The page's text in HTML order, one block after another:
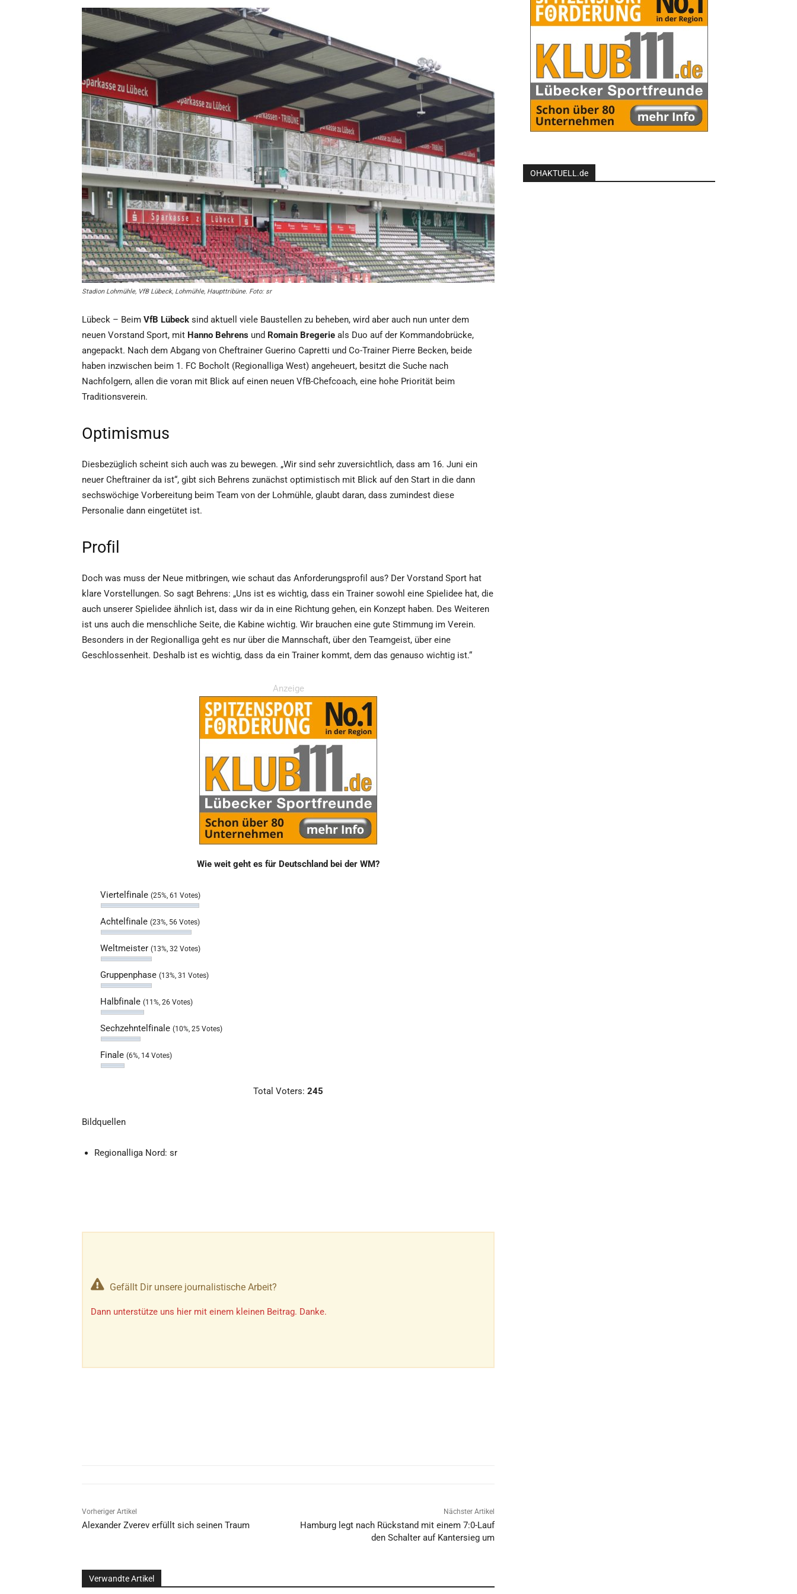
Region
Lübeck
Stadion Lohmühle, VfB Lübeck, Lohmühle, Haupttribüne. Foto: sr
Lübeck – Beim VfB Lübeck sind aktuell viele Baustellen zu beheben, wird aber auch nun unter dem
neuen Vorstand Sport, mit Hanno Behrens und Romain Bregerie als Duo auf der Kommandobrücke,
angepackt. Nach dem Abgang von Cheftrainer Guerino Capretti und Co-Trainer Pierre Becken, beide
haben inzwischen beim 1. FC Bocholt (Regionalliga West) angeheuert, besitzt die Suche nach
Nachfolgern, allen die voran mit Blick auf einen neuen VfB-Chefcoach, eine hohe Priorität beim
Traditionsverein.
Optimismus
Diesbezüglich scheint sich auch was zu bewegen. „Wir sind sehr zuversichtlich, dass am 16. Juni ein
neuer Cheftrainer da ist“, gibt sich Behrens zunächst optimistisch mit Blick auf den Start in die dann
sechswöchige Vorbereitung beim Team von der Lohmühle, glaubt daran, dass zumindest diese
Personalie dann eingetütet ist.
Profil
Doch was muss der Neue mitbringen, wie schaut das Anforderungsprofil aus? Der Vorstand Sport hat
klare Vorstellungen. So sagt Behrens: „Uns ist es wichtig, dass ein Trainer sowohl eine Spielidee hat, die
auch unserer Spielidee ähnlich ist, dass wir da in eine Richtung gehen, ein Konzept haben. Des Weiteren
ist uns auch die menschliche Seite, die Kabine wichtig. Wir brauchen eine gute Stimmung im Verein.
Besonders in der Regionalliga geht es nur über die Mannschaft, über den Teamgeist, über eine
Geschlossenheit. Deshalb ist es wichtig, dass da ein Trainer kommt, dem das genauso wichtig ist.“
Anzeige
Wie weit geht es für Deutschland bei der WM?
Viertelfinale (25%, 61 Votes)
Achtelfinale (23%, 56 Votes)
Weltmeister (13%, 32 Votes)
Gruppenphase (13%, 31 Votes)
Halbfinale (11%, 26 Votes)
Sechzehntelfinale (10%, 25 Votes)
Finale (6%, 14 Votes)
Total Voters: 245
Bildquellen
Regionalliga Nord: sr
Gefällt Dir unsere journalistische Arbeit?
Dann unterstütze uns hier mit einem kleinen Beitrag. Danke.
Vorheriger Artikel
Alexander Zverev erfüllt sich seinen Traum
Nächster Artikel
Hamburg legt nach Rückstand mit einem 7:0-Lauf
den Schalter auf Kantersieg um
Verwandte Artikel
OHAKTUELL.de